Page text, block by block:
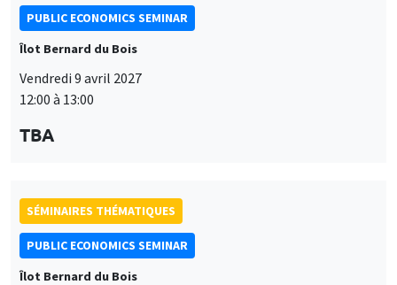
PUBLIC ECONOMICS SEMINAR
Îlot Bernard du Bois
Vendredi 9 avril 2027
12:00 à 13:00
TBA
SÉMINAIRES THÉMATIQUES
PUBLIC ECONOMICS SEMINAR
Îlot Bernard du Bois